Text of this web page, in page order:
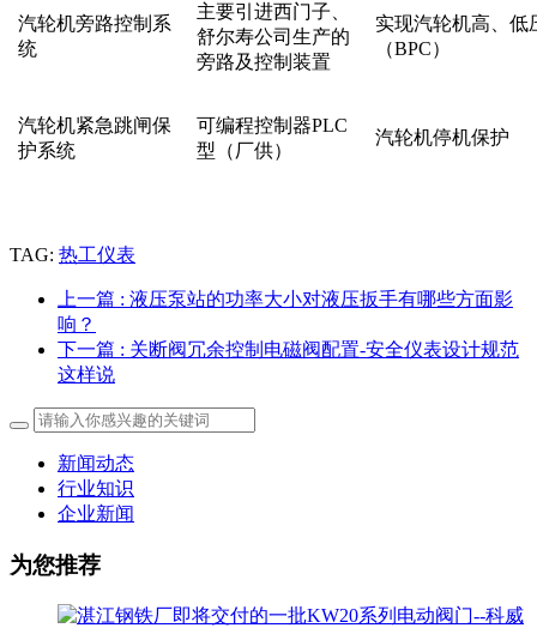
汽轮机旁路控制系
统
主要引进西门子、
舒尔寿公司生产的
旁路及控制装置
实现汽轮机高、低
（BPC）
汽轮机紧急跳闸保
护系统
可编程控制器PLC
型（厂供）
汽轮机停机保护
TAG: 热工仪表
上一篇 : 液压泵站的功率大小对液压扳手有哪些方面影
响？
下一篇 : 关断阀冗余控制电磁阀配置-安全仪表设计规范
这样说
新闻动态
行业知识
企业新闻
为您推荐